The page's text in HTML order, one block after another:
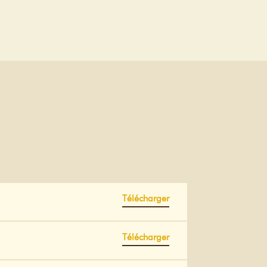
Télécharger
Télécharger